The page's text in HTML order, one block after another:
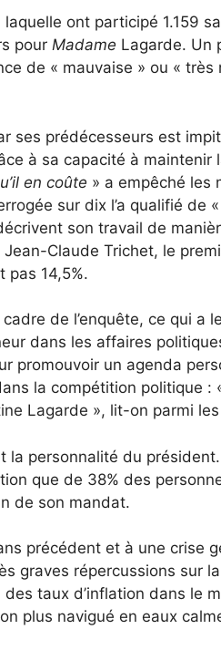
ont participé 1.159
pour Madame Lagarde. Un
de « mauvaise » ou « très
ses prédécesseurs est
à sa capacité à maintenir
en coûte » a empêché les
sur dix l’a qualifié de
son travail de
Claude Trichet, le
pas 14,5%.
de l’enquête, ce qui a
dans les affaires
promouvoir un agenda
la compétition politique :
Lagarde », lit-on parmi
la personnalité du
que de 38% des
de son mandat.
précédent et à une crise
graves répercussions sur
taux d’inflation dans le
plus navigué en eaux